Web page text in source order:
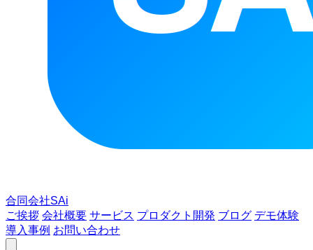
合同会社SAi
ご挨拶 会社概要 サービス プロダクト開発 ブログ デモ体験
導入事例 お問い合わせ